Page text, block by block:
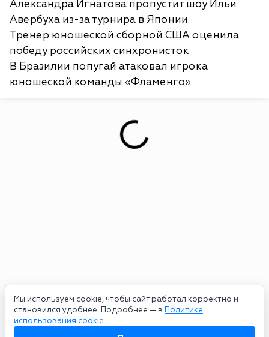
Мы используем cookie, чтобы сайт работал корректно и
становился удобнее. Подробнее — в Политике
использования cookie.
Александра Игнатова пропустит шоу Ильи
Авербуха из-за турнира в Японии
Тренер юношеской сборной США оценила
победу российских синхронисток
В Бразилии попугай атаковал игрока
юношеской команды «Фламенго»